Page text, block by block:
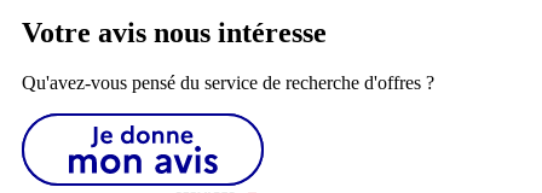
Votre avis nous intéresse
Qu'avez-vous pensé du service de recherche d'offres ?